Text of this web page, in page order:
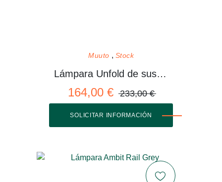
Muuto Stock
Lámpara Unfold de suspensión
164,00 € 233,00 €
SOLICITAR INFORMACIÓN